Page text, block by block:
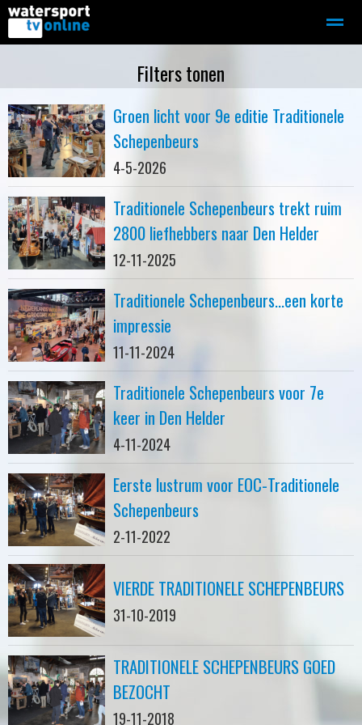
Motorboot-sloep Adverteren
Home
Filters tonen
Groen licht voor 9e editie Traditionele
Schepenbeurs
4-5-2026
Traditionele Schepenbeurs trekt ruim
2800 liefhebbers naar Den Helder
12-11-2025
Traditionele Schepenbeurs...een korte
impressie
11-11-2024
Traditionele Schepenbeurs voor 7e
keer in Den Helder
4-11-2024
Eerste lustrum voor EOC-Traditionele
Schepenbeurs
2-11-2022
VIERDE TRADITIONELE SCHEPENBEURS
31-10-2019
TRADITIONELE SCHEPENBEURS GOED
BEZOCHT
19-11-2018